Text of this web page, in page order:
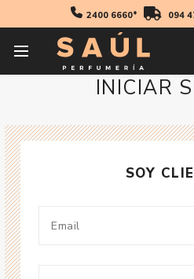
2400 6660* 094
INICIAR
SOY